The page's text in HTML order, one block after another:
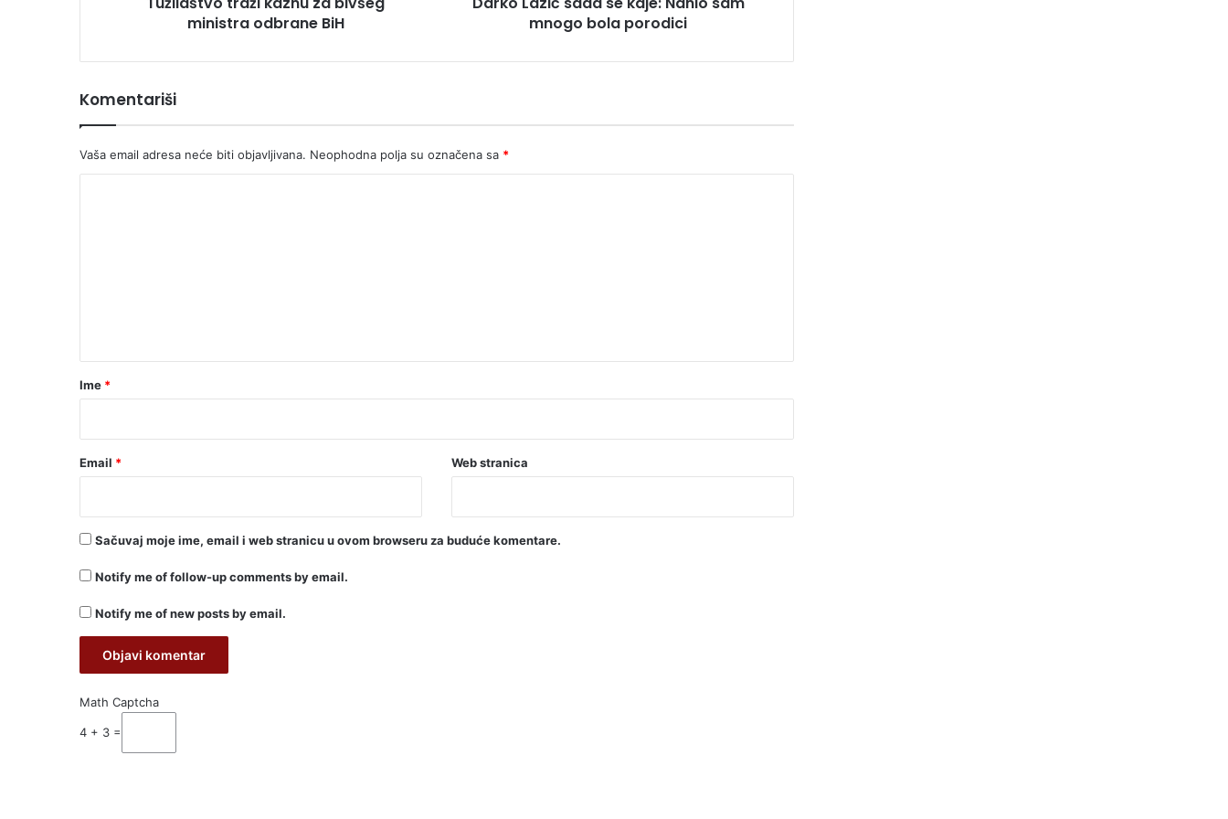
ministra odbrane BiH
mnogo bola porodici
Komentariši
Vaša email adresa neće biti objavljivana. Neophodna polja su označena sa *
r
Ime *
Email * Web stranica
Sačuvaj moje ime, email i web stranicu u ovom browseru za buduće komentare.
Notify me of follow-up comments by email.
Notify me of new posts by email.
Math Captcha
4 + 3 =